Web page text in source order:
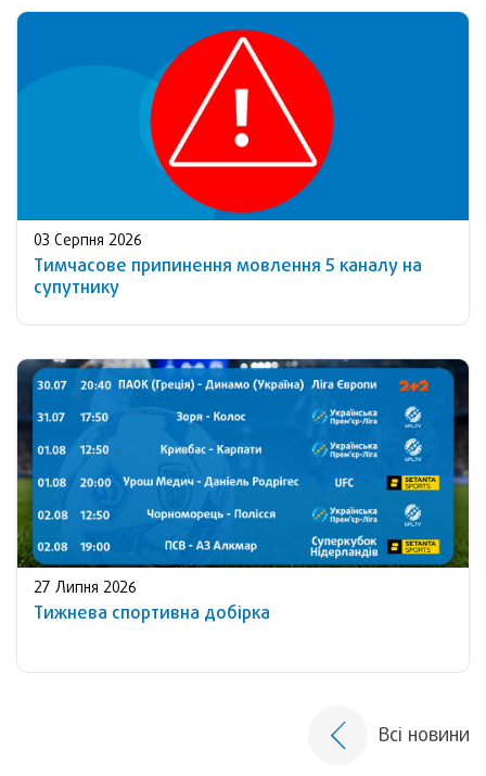
03 Серпня 2026
Тимчасове припинення мовлення 5 каналу на
супутнику
27 Липня 2026
Тижнева спортивна добірка
Всі новини